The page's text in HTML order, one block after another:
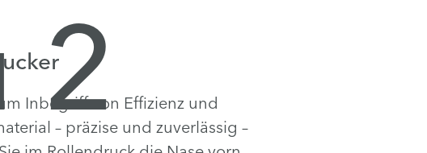
2
Inbegriff von Effizienz und
– präzise und zuverlässig –